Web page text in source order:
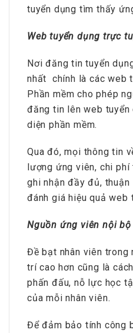
tuyển dụng tìm thấy
Web tuyển dụng trực
Nơi đăng tin tuyển
nhất chính là các web
Phần mềm cho phép
đăng tin lên web tuyển
diện phần mềm.
Qua đó, mọi thông tin
lượng ứng viên, chi
ghi nhận đầy đủ,
đánh giá hiệu quả web
Nguồn ứng viên nội bộ
Đề bạt nhân viên trong
trí cao hơn cũng là
phấn đấu, nỗ lực học
của mỗi nhân viên.
Để đảm bảo tính công